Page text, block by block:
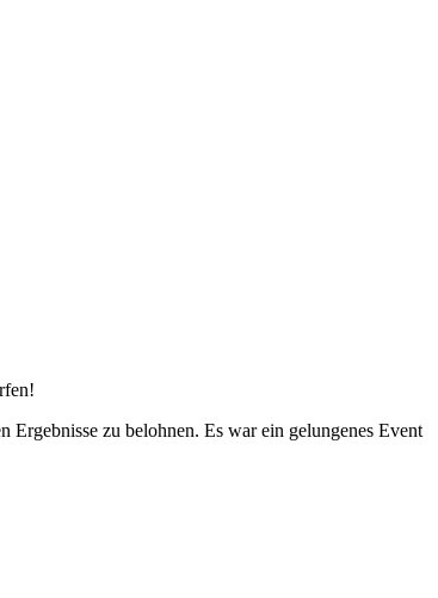
Ergebnisse zu belohnen. Es war ein gelungenes Event